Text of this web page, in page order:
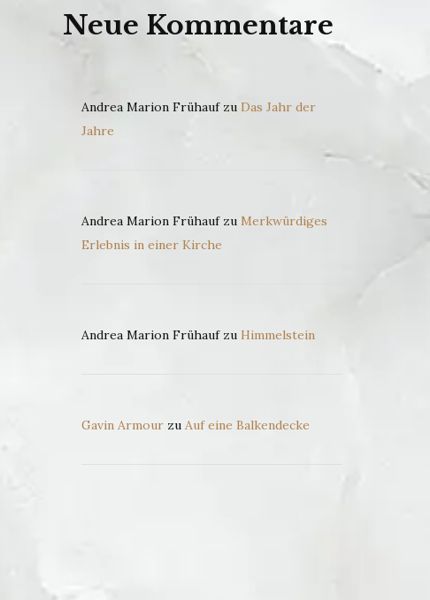
Neue Kommentare
Andrea Marion Frühaufzu Das Jahr der
Jahre
Andrea Marion Frühaufzu Merkwürdiges
Erlebnis in einer Kirche
Andrea Marion Frühaufzu Himmelstein
Gavin Armourzu Auf eine Balkendecke